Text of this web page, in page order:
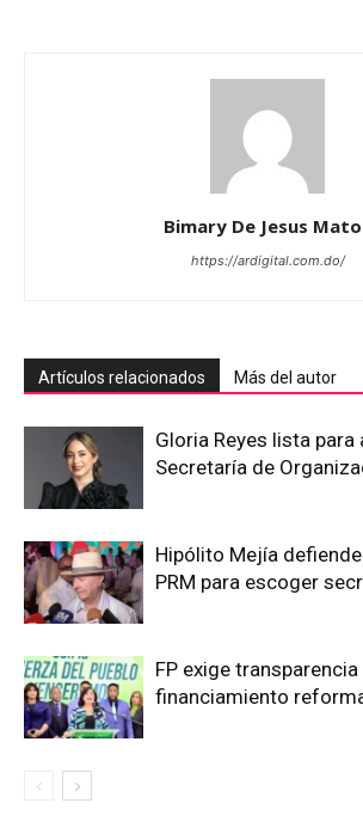
Bimary De Jesus
https://ardigital.com.do/
Artículos relacionados Más del autor
Gloria Reyes lista para
Secretaría de
Hipólito Mejía
PRM para escoger
FP exige
financiamiento